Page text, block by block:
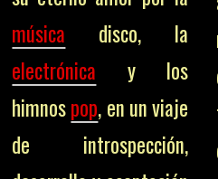
música disco, la
electrónica y los
himnospop, en un viaje
de introspección,